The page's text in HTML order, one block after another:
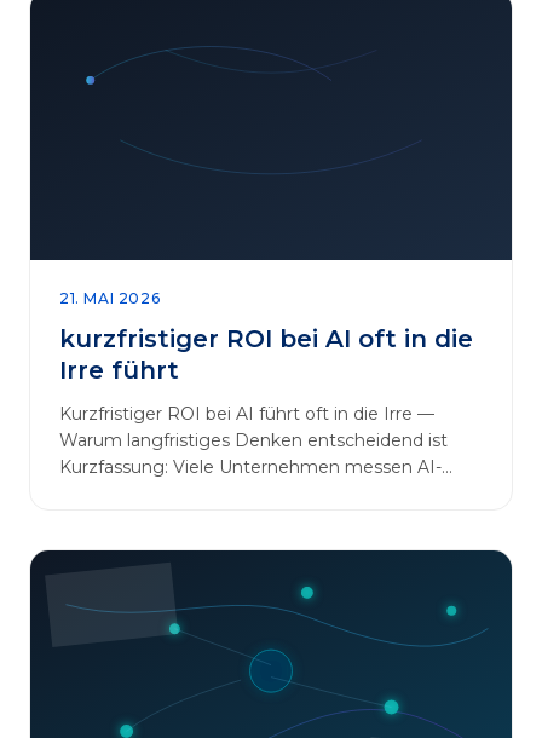
Projekte oft irreführend ist. Außerdem zeigen wir,
21. MAI 2026
kurzfristiger ROI bei AI oft in die
Irre führt
Kurzfristiger ROI bei AI führt oft in die Irre —
Warum langfristiges Denken entscheidend ist
Kurzfassung: Viele Unternehmen messen AI-